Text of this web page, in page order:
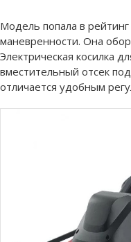
Модель попала в
маневренности. Она
Электрическая косилка
вместительный отсек
отличается удобным